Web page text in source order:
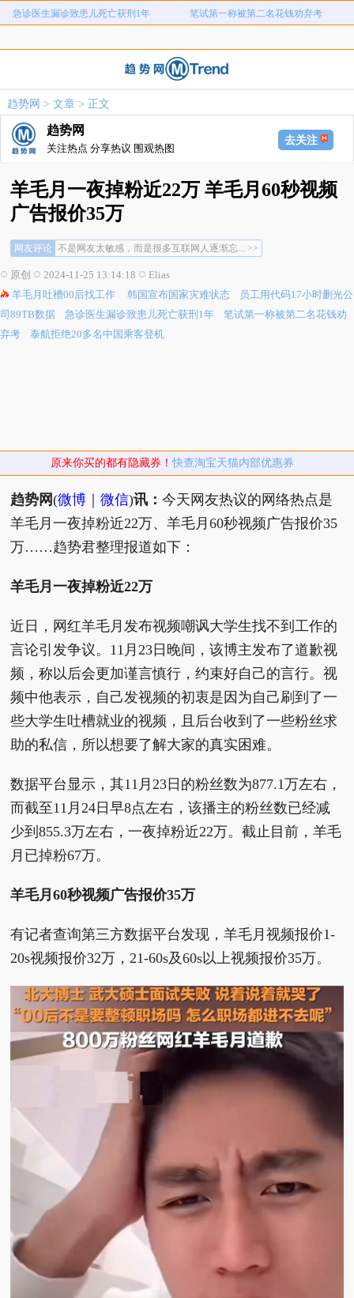
急诊医生漏诊致患儿死亡获刑1年 笔试第一称被第二名花钱劝弃考
婚外试管丈夫声称离婚5个0不属实
韩国宣布国家灾难状态
急诊医生漏诊致患儿死亡获刑1年 笔试第一称被第二名花钱劝弃考
泰航拒绝20多名中国乘客登机
上海雪花膏破产 婚外试管丈夫声称离婚5个0不属实
女子称遭法院工作人员殴打扒衣羞辱
趋势网 > 文章> 正文
趋势网
关注热点 分享热议 围观热图
去关注
羊毛月一夜掉粉近22万 羊毛月60秒视频
广告报价35万
网友评论 不是网友太敏感，而是很多互联网人逐渐忘... >>
典型的赚点钱不知道自己几斤几两了，发了... >>
不是网友太敏感，而是很多互联网人逐渐忘... >>
感觉羊毛月可能觉得这是幽默而不是冒犯吧... >>
典型的赚点钱不知道自己几斤几两了，发了... >>
原创 2024-11-25 13:14:18
Elias
羊毛月吐槽00后找工作
韩国宣布国家灾难状态
员工用代码17小时删光公
司89TB数据
急诊医生漏诊致患儿死亡获刑1年
笔试第一称被第二名花钱劝
弃考
泰航拒绝20多名中国乘客登机
原来你买的都有隐藏券！快查淘宝天猫内部优惠券
趋势网(微博 ｜微信)讯：今天网友热议的网络热点是
羊毛月一夜掉粉近22万、羊毛月60秒视频广告报价35
万……趋势君整理报道如下：
羊毛月一夜掉粉近22万
近日，网红羊毛月发布视频嘲讽大学生找不到工作的
言论引发争议。11月23日晚间，该博主发布了道歉视
频，称以后会更加谨言慎行，约束好自己的言行。视
频中他表示，自己发视频的初衷是因为自己刷到了一
些大学生吐槽就业的视频，且后台收到了一些粉丝求
助的私信，所以想要了解大家的真实困难。
数据平台显示，其11月23日的粉丝数为877.1万左右，
而截至11月24日早8点左右，该播主的粉丝数已经减
少到855.3万左右，一夜掉粉近22万。截止目前，羊毛
月已掉粉67万。
羊毛月60秒视频广告报价35万
有记者查询第三方数据平台发现，羊毛月视频报价1-
20s视频报价32万，21-60s及60s以上视频报价35万。